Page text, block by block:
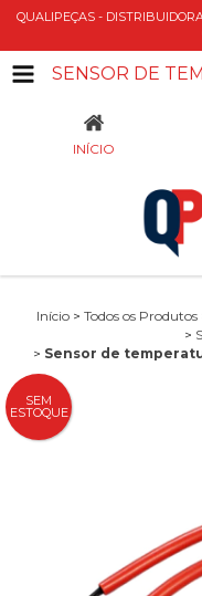
QUALIPEÇAS -
INÍCIO
Início > Todos os Produtos
>
> Sensor de
SEM
ESTOQUE